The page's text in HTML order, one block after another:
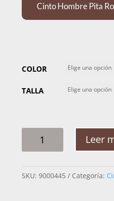
Cinto Hombre Pita
COLOR
TALLA
HOMBRE
GIRASOL
Leer
SKU: 9000445 Categoría: